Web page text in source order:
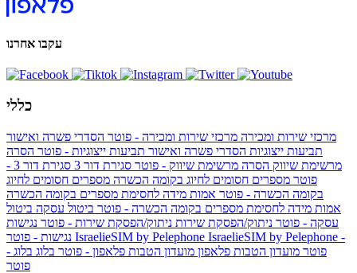
עקבו אחרנו
כללי
מרכזי שירות ומכירה מרכזי שירות ומכירה - פוטר הסדרי פשרה ואישור
תביעות ייצוגיות הסדרי פשרה ואישור תביעות ייצוגיות - פוטר הסרה
מרשימת שיווק הסרה מרשימת שיווק - פוטר סגירת דור 3
סגירת דור 3 -
פוטר מספרים חסומים לחיוג בקומה הכשרה מספרים חסומים לחיוג
בקומה הכשרה - פוטר אמות מידה לחסימת מספרים בקומה הכשרה
אמות מידה לחסימת מספרים בקומה הכשרה - פוטר ביטול עסקה ביטול
עסקה - פוטר ניתוק/הפסקת שירות ניתוק/הפסקת שירות - פוטר נגישות
IsraelieSIM by Pelephone IsraelieSIM by Pelephone -
פוטר מועדון הטבות פלאפון מועדון הטבות פלאפון - פוטר בלוג בלוג -
פוטר